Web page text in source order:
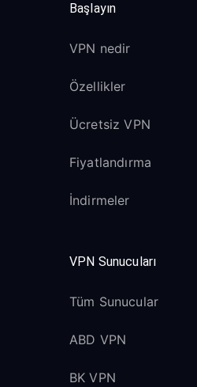
Başlayın
VPN nedir
Özellikler
Ücretsiz VPN
Fiyatlandırma
İndirmeler
VPN Sunucuları
Tüm Sunucular
ABD VPN
BK VPN